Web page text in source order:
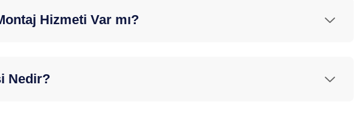
Hizmeti Var mı?
Nedir?